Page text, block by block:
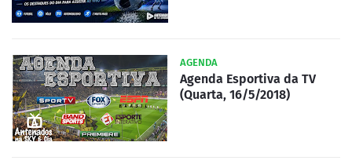
AGENDA
Agenda Esportiva da TV
(Quarta, 16/5/2018)